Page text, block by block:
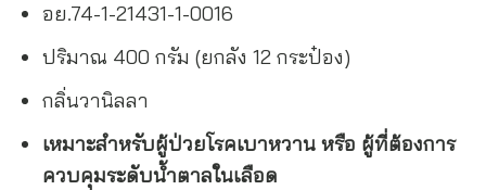
อย.74-1-21431-1-0016
ปริมาณ 400 กรัม (ยกลัง 12 กระป๋อง)
กลิ่นวานิลลา
เหมาะสำหรับผู้ป่วยโรคเบาหวาน หรือ ผู้ที่ต้องการ
ควบคุมระดับน้ำตาลในเลือด